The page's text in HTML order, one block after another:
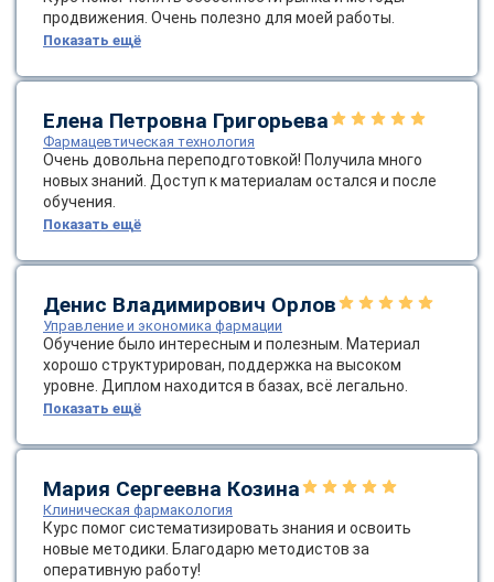
продвижения. Очень полезно для моей работы.
Показать ещё
Елена Петровна Григорьева
Фармацевтическая технология
Очень довольна переподготовкой! Получила много
новых знаний. Доступ к материалам остался и после
обучения.
Показать ещё
Денис Владимирович Орлов
Управление и экономика фармации
Обучение было интересным и полезным. Материал
хорошо структурирован, поддержка на высоком
уровне. Диплом находится в базах, всё легально.
Показать ещё
Мария Сергеевна Козина
Клиническая фармакология
Курс помог систематизировать знания и освоить
новые методики. Благодарю методистов за
оперативную работу!
online
Мессенджеры
Свяжитесь с нами через любой удобный мессенджер!
Vkontakte EMail
Max